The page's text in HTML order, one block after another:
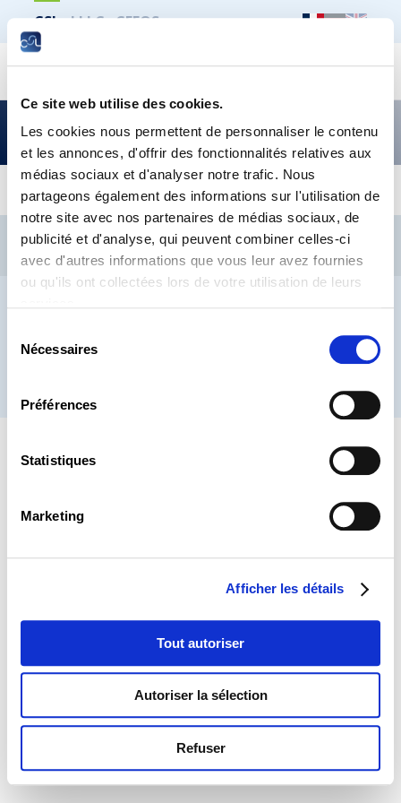
Ce site web utilise des cookies.
Les cookies nous permettent de personnaliser le contenu
et les annonces, d'offrir des fonctionnalités relatives aux
médias sociaux et d'analyser notre trafic. Nous
partageons également des informations sur l'utilisation de
notre site avec nos partenaires de médias sociaux, de
publicité et d'analyse, qui peuvent combiner celles-ci
avec d'autres informations que vous leur avez fournies
ou qu'ils ont collectées lors de votre utilisation de leurs
Nécessaires
Préférences
Statistiques
Marketing
Afficher les détails
Tout autoriser
Autoriser la sélection
Refuser
CSL LLLC CEFOS
Dans quelle mesure les influences réciproques
avec le
bien-être des travailleurs ?
CSL LLLC
CEFOS
Contact
Jobs Inscription Newsletters